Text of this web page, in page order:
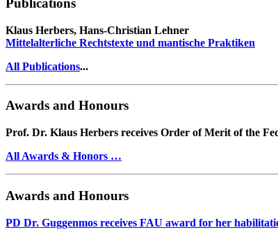
Publications
Klaus Herbers, Hans-Christian Lehner
Mittelalterliche Rechtstexte und mantische Praktiken
All Publications...
Awards and Honours
Prof. Dr. Klaus Herbers receives Order of Merit of the
All Awards & Honors …
Awards and Honours
PD Dr. Guggenmos receives FAU award for her